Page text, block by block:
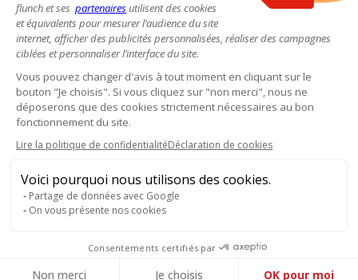
Pour votre santé, mangez au moins cinq fruits et légumes par jour.
consommer avec modération.
flunch et ses partenairesutilisent des cookies
et équivalents pour mesurer l’audience du site
internet, afficher des publicités personnalisées, réaliser des campagnes
ciblées et personnaliser l’interface du site.
Vous pouvez changer d'avis à tout moment en cliquant sur le
bouton "Je choisis". Si vous cliquez sur "non merci", nous ne
déposerons que des cookies strictement nécessaires au bon
fonctionnement du site.
Lire la politique de confidentialitéDéclaration de cookies
Voici pourquoi nous utilisons des cookies.
Partage de données avec Google
On vous présente nos cookies
Consentements certifiés par
Non merci Je choisis OK pour moi